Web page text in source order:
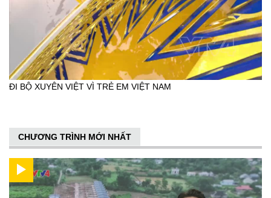
ĐI BỘ XUYÊN VIỆT VÌ TRẺ EM VIỆT NAM
CHƯƠNG TRÌNH MỚI NHẤT